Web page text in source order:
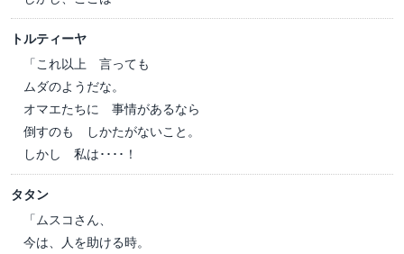
トルティーヤ
「これ以上 言っても
ムダのようだな。
オマエたちに 事情があるなら
倒すのも しかたがないこと。
しかし 私は････！
タタン
「ムスコさん、
今は、人を助ける時。